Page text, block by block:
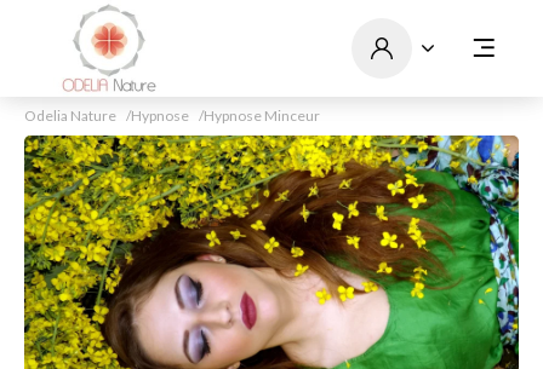
Odelia Nature Hypnose Hypnose Minceur